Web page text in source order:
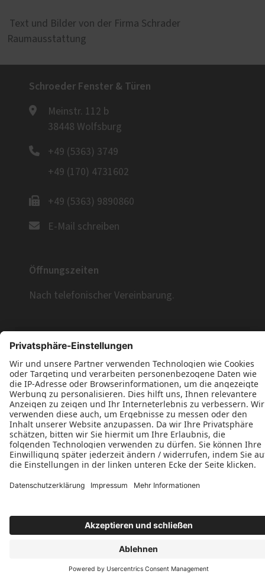
Text und Bilder von der Firma Schrader
Raumausstattung
Schroeder Fenster & Türen
Meinstr. 112 b
38448 Wolfsburg
+49 (5363) 3749
+49 (170) 4731602
+49 (5363) 9890860
E-Mail schreiben
Öffnungszeiten
Nach telefonischer Vereinbarung.
Wir freuen uns auf Ihre Anfrage!
Jetzt Kontakt aufnehmen
Datenschutz Impressum
Kontakt